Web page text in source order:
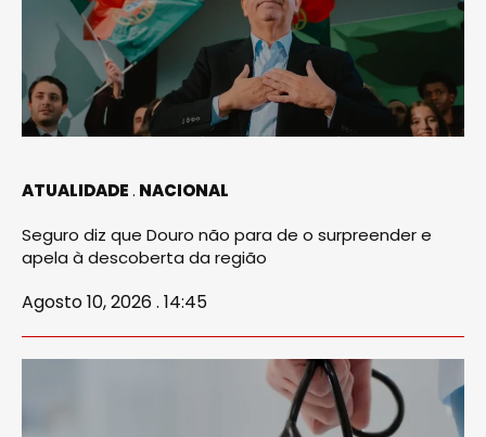
ATUALIDADE NACIONAL
Seguro diz que Douro não para de o surpreender e
apela à descoberta da região
Agosto 10, 2026 . 14:45